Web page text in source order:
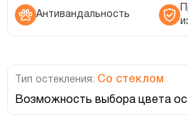
Антивандальность
Тип остекления: Со стеклом
Возможность выбора цвета